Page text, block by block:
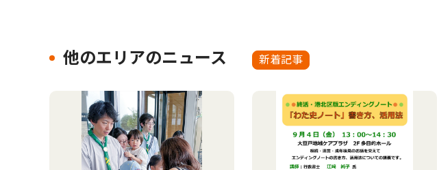
他のエリアのニュース 新着記事